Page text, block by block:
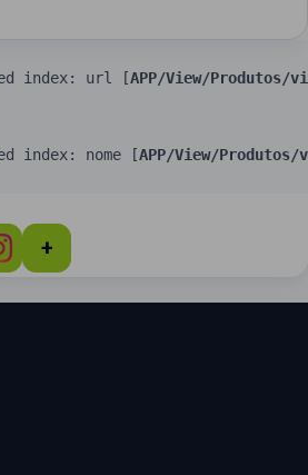
index: url [APP/View/
index: nome [APP/View/
+